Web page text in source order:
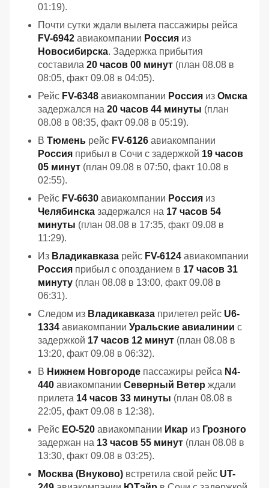
01:19).
Почти сутки ждали вылета пассажиры рейса
FV-6942 авиакомпании Россия из
Новосибирска. Задержка прибытия
составила 20 часов 00 минут (план 08.08 в
08:05, факт 09.08 в 04:05).
Рейс FV-6348 авиакомпании Россия из Омска
задержался на 20 часов 44 минуты (план
08.08 в 08:35, факт 09.08 в 05:19).
В Тюмень рейс FV-6126 авиакомпании
Россия прибыл в Сочи с задержкой 19 часов
05 минут (план 09.08 в 07:50, факт 10.08 в
02:55).
Рейс FV-6630 авиакомпании Россия из
Челябинска задержался на 17 часов 54
минуты (план 08.08 в 17:35, факт 09.08 в
11:29).
Из Владикавказа рейс FV-6124 авиакомпании
Россия прибыл с опозданием в 17 часов 31
минуту (план 08.08 в 13:00, факт 09.08 в
06:31).
Следом из Владикавказа прилетел рейс U6-
1334 авиакомпании Уральские авиалинии с
задержкой 17 часов 12 минут (план 08.08 в
13:20, факт 09.08 в 06:32).
В Нижнем Новгороде пассажиры рейса N4-
440 авиакомпании Северный Ветер ждали
прилета 14 часов 33 минуты (план 08.08 в
22:05, факт 09.08 в 12:38).
Рейс EO-520 авиакомпании Икар из Грозного
задержан на 13 часов 55 минут (план 08.08 в
13:30, факт 09.08 в 03:25).
Москва (Внуково) встретила свой рейс UT-